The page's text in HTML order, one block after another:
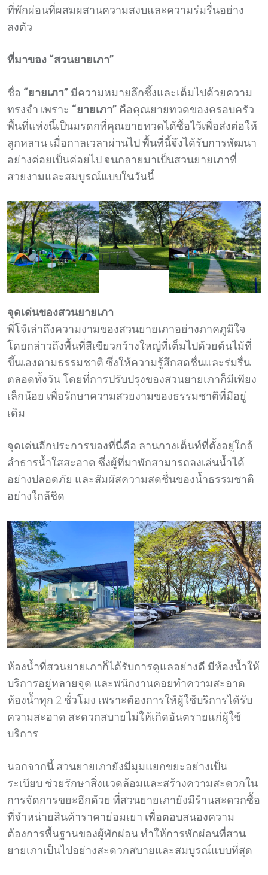
ที่พักผ่อนที่ผสมผสานความสงบและความร่มรื่นอย่าง
ลงตัว
ที่มาของ “สวนยายเภา”
ชื่อ “ยายเภา” มีความหมายลึกซึ้งและเต็มไปด้วยความ
ทรงจำ เพราะ “ยายเภา” คือคุณยายทวดของครอบครัว
พื้นที่แห่งนี้เป็นมรดกที่คุณยายทวดได้ซื้อไว้เพื่อส่งต่อให้
ลูกหลาน เมื่อกาลเวลาผ่านไป พื้นที่นี้จึงได้รับการพัฒนา
อย่างค่อยเป็นค่อยไป จนกลายมาเป็นสวนยายเภาที่
สวยงามและสมบูรณ์แบบในวันนี้
จุดเด่นของสวนยายเภา
พี่โจ้เล่าถึงความงามของสวนยายเภาอย่างภาคภูมิใจ
โดยกล่าวถึงพื้นที่สีเขียวกว้างใหญ่ที่เต็มไปด้วยต้นไม้ที่
ขึ้นเองตามธรรมชาติ ซึ่งให้ความรู้สึกสดชื่นและร่มรื่น
ตลอดทั้งวัน โดยที่การปรับปรุงของสวนยายเภาก็มีเพียง
เล็กน้อย เพื่อรักษาความสวยงามของธรรมชาติที่มีอยู่
เดิม
จุดเด่นอีกประการของที่นี่คือ ลานกางเต็นท์ที่ตั้งอยู่ใกล้
ลำธารน้ำใสสะอาด ซึ่งผู้ที่มาพักสามารถลงเล่นน้ำได้
อย่างปลอดภัย และสัมผัสความสดชื่นของน้ำธรรมชาติ
อย่างใกล้ชิด
ห้องน้ำที่สวนยายเภาก็ได้รับการดูแลอย่างดี มีห้องน้ำให้
บริการอยู่หลายจุด และพนักงานคอยทำความสะอาด
ห้องน้ำทุก 2 ชั่วโมง เพราะต้องการให้ผู้ใช้บริการได้รับ
ความสะอาด สะดวกสบายไม่ให้เกิดอันตรายแก่ผู้ใช้
บริการ
นอกจากนี้ สวนยายเภายังมีมุมแยกขยะอย่างเป็น
ระเบียบ ช่วยรักษาสิ่งแวดล้อมและสร้างความสะดวกใน
การจัดการขยะอีกด้วย ที่สวนยายเภายังมีร้านสะดวกซื้อ
ที่จำหน่ายสินค้าราคาย่อมเยา เพื่อตอบสนองความ
ต้องการพื้นฐานของผู้พักผ่อน ทำให้การพักผ่อนที่สวน
ยายเภาเป็นไปอย่างสะดวกสบายและสมบูรณ์แบบที่สุด